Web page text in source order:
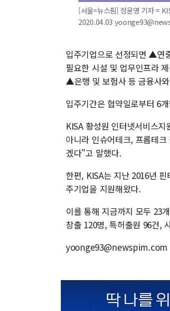
[서울=뉴스핌] 정윤영 기자 =
2020.04.03
입주기업으로 선정되면 ▲연
필요한 시설 및 업무인프라
▲은행 및 보험사 등 금융사
입주기간은 협약일로부터 6
KISA 황성원 인터넷서비스
아니라 인슈어테크, 프롭테
겠다"고 말했다.
한편, KISA는 지난 2016년
주기업을 지원해왔다.
이를 통해 지금까지 모두 23
창출 120명, 특허출원 96건,
yoonge93@newspim.com